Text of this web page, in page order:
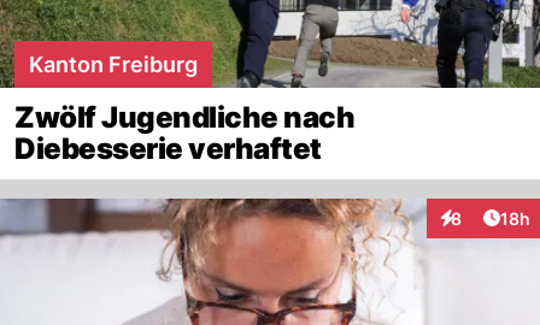
Kanton Freiburg
Zwölf Jugendliche nach
Diebesserie verhaftet
8
Interaktionen
18h